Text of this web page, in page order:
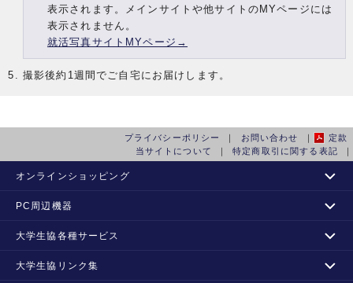
表示されます。メインサイトや他サイトのMYページには
表示されません。
就活写真サイトMYページ→
撮影後約1週間でご自宅にお届けします。
定款
お問い合わせ ｜
プライバシーポリシー
｜
特定商取引に関する表記
｜
当サイトについて ｜
オンラインショッピング
PC周辺機器
大学生協各種サービス
大学生協リンク集